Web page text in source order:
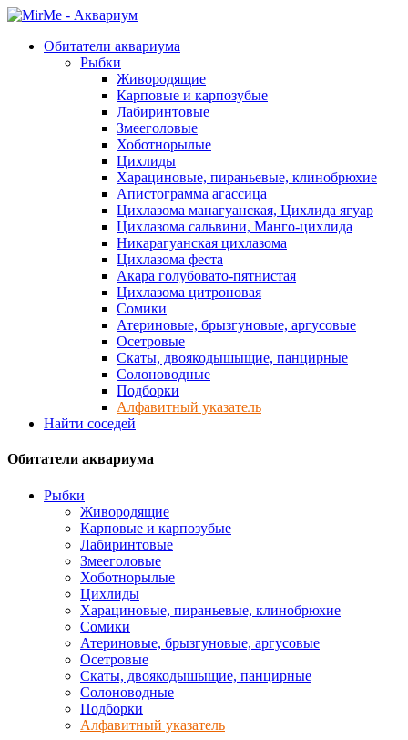
Обитатели аквариума
Рыбки
Живородящие
Карповые и карпозубые
Лабиринтовые
Змееголовые
Хоботнорылые
Цихлиды
Харациновые, пираньевые, клинобрюхие
Апистограмма агассица
Цихлазома манагуанская, Цихлида ягуар
Цихлазома сальвини, Манго-цихлида
Никарагуанская цихлазома
Цихлазома феста
Акара голубовато-пятнистая
Цихлазома цитроновая
Сомики
Атериновые, брызгуновые, аргусовые
Осетровые
Скаты, двоякодышыщие, панцирные
Солоноводные
Подборки
Алфавитный указатель
Найти соседей
Обитатели аквариума
Рыбки
Живородящие
Карповые и карпозубые
Лабиринтовые
Змееголовые
Хоботнорылые
Цихлиды
Харациновые, пираньевые, клинобрюхие
Сомики
Атериновые, брызгуновые, аргусовые
Осетровые
Скаты, двоякодышыщие, панцирные
Солоноводные
Подборки
Алфавитный указатель